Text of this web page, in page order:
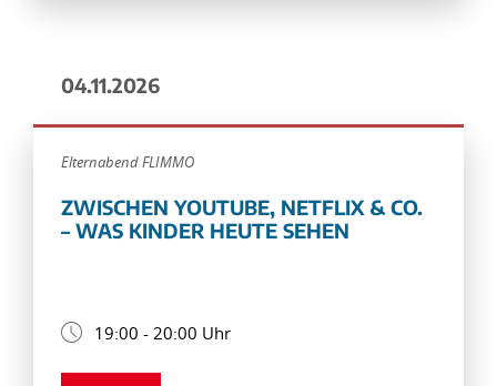
04.11.2026
Elternabend FLIMMO
ZWISCHEN YOUTUBE, NETFLIX & CO.
– WAS KINDER HEUTE SEHEN
19:00 - 20:00 Uhr